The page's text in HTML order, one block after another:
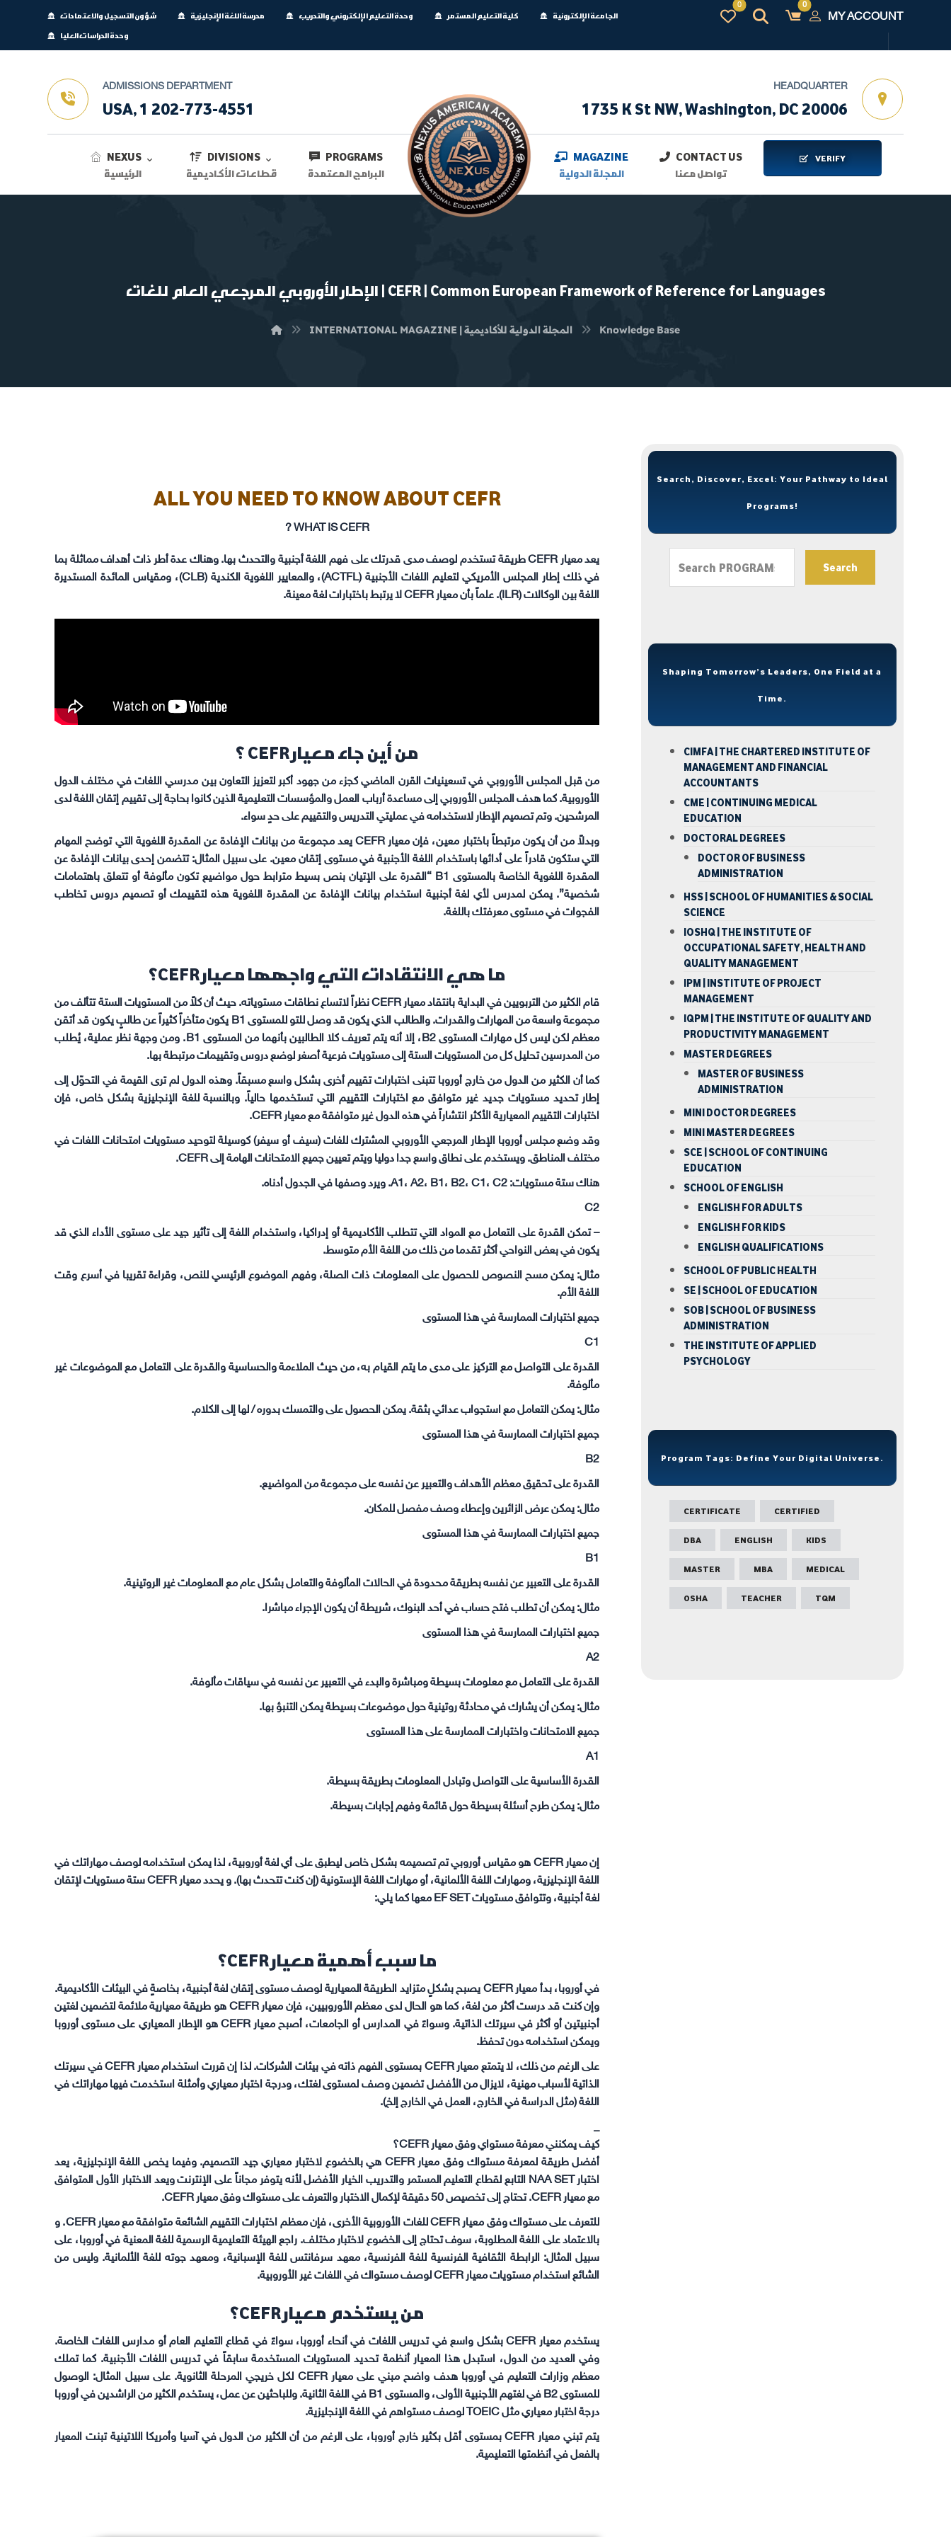
شؤون التسجيل والاعتمادات مدرسة اللغة الإنجليزية وحدة التعليم الإلكتروني والتدريب كلية التعليم المستمر
الجامعة الإلكترونية
وحدة الدراسات العليا
MY ACCOUNT
ADMISSIONS DEPARTMENT
USA, 1 202-773-4551
HEADQUARTER
1735 K St NW, Washington, DC 20006
NEXUS
الرئيسية
DIVISIONS
قطاعات الأكاديمية
PROGRAMS
البرامج المعتمدة
MAGAZINE
المجلة الدولية
CONTACT US
تواصل معنا
VERIFY
الإطار الأوروبي المرجعي العام للغات | CEFR | Common European Framework of Reference for Languages
INTERNATIONAL MAGAZINE | المجلة الدولية للأكاديمية Knowledge Base
ALL YOU NEED TO KNOW ABOUT CEFR
WHAT IS CEFR ?
يعد معيار CEFR طريقة تستخدم لوصف مدى قدرتك على فهم اللغة أجنبية والتحدث بها. وهناك عدة أطر ذات أهداف مماثلة بما
في ذلك إطار المجلس الأمريكي لتعليم اللغات الأجنبية (ACTFL)، والمعايير اللغوية الكندية (CLB)، ومقياس المائدة المستديرة
اللغة بين الوكالات (ILR). علماً بأن معيار CEFR لا يرتبط باختبارات لغة معينة.
من أين جاء معيار CEFR ؟
من قبل المجلس الأوروبي في تسعينيات القرن الماضي كجزء من جهود أكبر لتعزيز التعاون بين مدرسي اللغات في مختلف الدول
الأوروبية. كما هدف المجلس الأوروبي إلى مساعدة أرباب العمل والمؤسسات التعليمية الذين كانوا بحاجة إلى تقييم إتقان اللغة لدى
المرشحين. وتم تصميم الإطار لاستخدامه في عمليتي التدريس والتقييم على حدٍ سواء.
وبدلاً من أن يكون مرتبطاً باختبار معين، فإن معيار CEFR يعد مجموعة من بيانات الإفادة عن المقدرة اللغوية التي توضح المهام
التي ستكون قادراً على أدائها باستخدام اللغة الأجنبية في مستوى إتقان معين. على سبيل المثال: تتضمن إحدى بيانات الإفادة عن
المقدرة اللغوية الخاصة بالمستوى B1 “القدرة على الإتيان بنص بسيط مترابط حول مواضيع تكون مألوفة أو تتعلق باهتمامات
شخصية”. يمكن لمدرس لأي لغة أجنبية استخدام بيانات الإفادة عن المقدرة اللغوية هذه لتقييمك أو تصميم دروس تخاطب
الفجوات في مستوى معرفتك باللغة.
ما هي الانتقادات التي واجهها معيار CEFR؟
قام الكثير من التربويين في البداية بانتقاد معيار CEFR نظراً لاتساع نطاقات مستوياته. حيث أن كلاً من المستويات الستة تتألف من
مجموعة واسعة من المهارات والقدرات. والطالب الذي يكون قد وصل للتو للمستوى B1 يكون متأخراً كثيراً عن طالبٍ يكون قد أتقن
معظم لكن ليس كل مهارات المستوى B2، إلا أنه يتم تعريف كلا الطالبين بأنهما من المستوى B1. ومن وجهة نظر عملية، يُطلب
من المدرسين تحليل كل من المستويات الستة إلى مستويات فرعية أصغر لوضع دروس وتقييمات مرتبطة بها.
كما أن الكثير من الدول من خارج أوروبا تتبنى اختبارات تقييم أخرى بشكل واسع مسبقاً. وهذه الدول لم ترى القيمة في التحوّل إلى
إطار تحديد مستويات جديد غير متوافق مع اختبارات التقييم التي تستخدمها حالياً. وبالنسبة للغة الإنجليزية بشكل خاص، فإن
اختبارات التقييم المعيارية الأكثر انتشاراً في هذه الدول غير متوافقة مع معيار CEFR.
وقد وضع مجلس أوروبا الإطار المرجعي الأوروبي المشترك للغات (سيف أو سيفر) كوسيلة لتوحيد مستويات امتحانات اللغات في
مختلف المناطق. ويستخدم على نطاق واسع جدا دوليا ويتم تعيين جميع الامتحانات الهامة إلى CEFR.
هناك ستة مستويات: A1، A2، B1، B2، C1، C2. ويرد وصفها في الجدول أدناه.
C2
– تمكن القدرة على التعامل مع المواد التي تتطلب الأكاديمية أو إدراكيا، واستخدام اللغة إلى تأثير جيد على مستوى الأداء الذي قد
يكون في بعض النواحي أكثر تقدما من ذلك من اللغة الأم متوسط.
مثال: يمكن مسح النصوص للحصول على المعلومات ذات الصلة، وفهم الموضوع الرئيسي للنص، وقراءة تقريبا في أسرع وقت
اللغة الأم.
جميع اختبارات الممارسة في هذا المستوى
C1
القدرة على التواصل مع التركيز على مدى ما يتم القيام به، من حيث الملاءمة والحساسية والقدرة على التعامل مع الموضوعات غير
مألوفة.
مثال: يمكن التعامل مع استجواب عدائي بثقة. يمكن الحصول على والتمسك بدوره / لها إلى الكلام.
جميع اختبارات الممارسة في هذا المستوى
B2
القدرة على تحقيق معظم الأهداف والتعبير عن نفسه على مجموعة من المواضيع.
مثال: يمكن عرض الزائرين وإعطاء وصف مفصل للمكان.
جميع اختبارات الممارسة في هذا المستوى
B1
القدرة على التعبير عن نفسه بطريقة محدودة في الحالات المألوفة والتعامل بشكل عام مع المعلومات غير الروتينية.
مثال: يمكن أن تطلب فتح حساب في أحد البنوك، شريطة أن يكون الإجراء مباشرا.
جميع اختبارات الممارسة في هذا المستوى
A2
القدرة على التعامل مع معلومات بسيطة ومباشرة والبدء في التعبير عن نفسه في سياقات مألوفة.
مثال: يمكن أن يشارك في محادثة روتينية حول موضوعات بسيطة يمكن التنبؤ بها.
جميع الامتحانات واختبارات الممارسة على هذا المستوى
A1
القدرة الأساسية على التواصل وتبادل المعلومات بطريقة بسيطة.
مثال: يمكن طرح أسئلة بسيطة حول قائمة وفهم إجابات بسيطة.
إن معيار CEFR هو مقياس أوروبي تم تصميمه بشكل خاص ليطبق على أي لغة أوروبية، لذا يمكن استخدامه لوصف مهاراتك في
اللغة الإنجليزية، ومهارات اللغة الألمانية، أو مهارات اللغة الإستونية (إن كنت تتحدث بها). و يحدد معيار CEFR ستة مستويات لإتقان
لغة أجنبية، وتتوافق مستويات EF SET معها كما يلي:
ما سبب أهمية معيار CEFR؟
في أوروبا، بدأ معيار CEFR يصبح بشكلٍ متزايد الطريقة المعيارية لوصف مستوى إتقان لغة أجنبية، بخاصةٍ في البيئات الأكاديمية.
وإن كنت قد درست أكثر من لغة، كما هو الحال لدى معظم الأوروبيين، فإن معيار CEFR هو طريقة معيارية ملائمة لتضمين لغتين
أجنبيتين أو أكثر في سيرتك الذاتية. وسواءً في المدارس أو الجامعات، أصبح معيار CEFR هو الإطار المعياري على مستوى أوروبا
ويمكن استخدامه دون تحفظ.
على الرغم من ذلك، لا يتمتع معيار CEFR بمستوى الفهم ذاته في بيئات الشركات. لذا إن قررت استخدام معيار CEFR في سيرتك
الذاتية لأسباب مهنية، لايزال من الأفضل تضمين وصف لمستوى لغتك، ودرجة اختبار معياري وأمثلة استخدمت فيها مهاراتك في
اللغة (مثل الدراسة في الخارج، العمل في الخارج إلخ).
_
كيف يمكنني معرفة مستواي وفق معيار CEFR؟
أفضل طريقة لمعرفة مستواك وفق معيار CEFR هي بالخضوع لاختبار معياري جيد التصميم. وفيما يخص اللغة الإنجليزية، يعد
اختبار NAA SET التابع لقطاع التعليم المستمر والتدريب الخيار الأفضل لأنه يتوفر مجاناً على الإنترنت ويعد الاختبار الأول المتوافق
مع معيار CEFR. تحتاج إلى تخصيص 50 دقيقة لإكمال الاختبار والتعرف على مستواك وفق معيار CEFR.
للتعرف على مستواك وفق معيار CEFR للغات الأوروبية الأخرى، فإن معظم اختبارات التقييم الشائعة متوافقة مع معيار CEFR. و
بالاعتماد على اللغة المطلوبة، سوف تحتاج إلى الخضوع لاختبار مختلف. راجع الهيئة التعليمية الرسمية للغة المعنية في أوروبا، على
سبيل المثال: الرابطة الثقافية الفرنسية للغة الفرنسية، معهد سرفانتس للغة الإسبانية، ومعهد جوته للغة الألمانية. وليس من
الشائع استخدام مستويات معيار CEFR لوصف مستواك في اللغات غير الأوروبية.
من يستخدم معيار CEFR؟
يستخدم معيار CEFR بشكل واسع في تدريس اللغات في أنحاء أوروبا، سواءً في قطاع التعليم العام أو مدارس اللغات الخاصة.
وفي العديد من الدول، استبدل هذا المعيار أنظمة تحديد المستويات المستخدمة سابقاً في تدريس اللغات الأجنبية. كما تملك
معظم وزارات التعليم في أوروبا هدف واضح مبني على معيار CEFR لكل خريجي المرحلة الثانوية. على سبيل المثال: الوصول
للمستوى B2 في لغتهم الأجنبية الأولى، والمستوى B1 في اللغة الثانية. وللباحثين عن عمل، يستخدم الكثير من الراشدين في أوروبا
درجة اختبار معياري مثل TOEIC لوصف مستواهم في اللغة الإنجليزية.
يتم تبني معيار CEFR بمستوى أقل بكثير خارج أوروبا، على الرغم من أن الكثير من الدول في آسيا وأمريكا اللاتينية تبنت المعيار
بالفعل في أنظمتها التعليمية.
Search, Discover, Excel: Your Pathway to Ideal
Programs!
Search
Shaping Tomorrow’s Leaders, One Field at a
Time.
CIMFA | THE CHARTERED INSTITUTE OF
MANAGEMENT AND FINANCIAL
ACCOUNTANTS
CME | CONTINUING MEDICAL
EDUCATION
DOCTORAL DEGREES
DOCTOR OF BUSINESS
ADMINISTRATION
HSS | SCHOOL OF HUMANITIES & SOCIAL
SCIENCE
IOSHQ | THE INSTITUTE OF
OCCUPATIONAL SAFETY, HEALTH AND
QUALITY MANAGEMENT
IPM | INSTITUTE OF PROJECT
MANAGEMENT
IQPM | THE INSTITUTE OF QUALITY AND
PRODUCTIVITY MANAGEMENT
MASTER DEGREES
MASTER OF BUSINESS
ADMINISTRATION
MINI DOCTOR DEGREES
MINI MASTER DEGREES
SCE | SCHOOL OF CONTINUING
EDUCATION
SCHOOL OF ENGLISH
ENGLISH FOR ADULTS
ENGLISH FOR KIDS
ENGLISH QUALIFICATIONS
SCHOOL OF PUBLIC HEALTH
SE | SCHOOL OF EDUCATION
SOB | SCHOOL OF BUSINESS
ADMINISTRATION
THE INSTITUTE OF APPLIED
PSYCHOLOGY
Program Tags: Define Your Digital Universe.
CERTIFICATE
CERTIFIED
DBA
ENGLISH
KIDS
MASTER
MBA
MEDICAL
OSHA
TEACHER TQM